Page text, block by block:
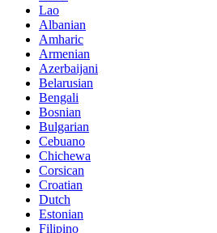
Lao
Albanian
Amharic
Armenian
Azerbaijani
Belarusian
Bengali
Bosnian
Bulgarian
Cebuano
Chichewa
Corsican
Croatian
Dutch
Estonian
Filipino